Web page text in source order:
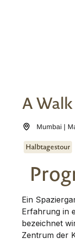
A
Mumbai |
Halbtagestour
Ein
Erfahrung in
bezeichnet
Zentrum der